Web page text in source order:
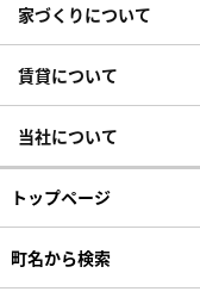
家づくりについて
賃貸について
当社について
トップページ
町名から検索